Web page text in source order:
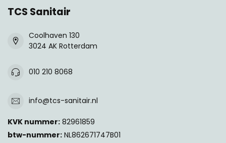
TCS Sanitair
Coolhaven 130
3024 AK Rotterdam
010 210 8068
info@tcs-sanitair.nl
KVK nummer: 82961859
btw-nummer: NL862671747B01